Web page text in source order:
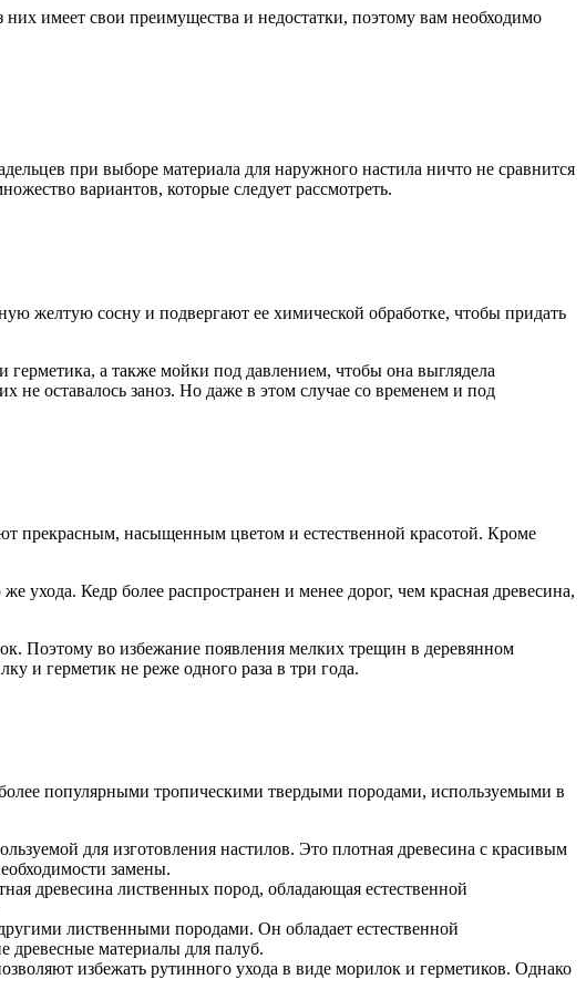
имеет свои преимущества и недостатки, поэтому вам необходимо
при выборе материала для наружного настила ничто не сравнится
вариантов, которые следует рассмотреть.
желтую сосну и подвергают ее химической обработке, чтобы придать
герметика, а также мойки под давлением, чтобы она выглядела
оставалось заноз. Но даже в этом случае со временем и под
прекрасным, насыщенным цветом и естественной красотой. Кроме
ухода. Кедр более распространен и менее дорог, чем красная древесина,
Поэтому во избежание появления мелких трещин в деревянном
и герметик не реже одного раза в три года.
популярными тропическими твердыми породами, используемыми в
для изготовления настилов. Это плотная древесина с красивым
замены.
древесина лиственных пород, обладающая естественной
лиственными породами. Он обладает естественной
древесные материалы для палуб.
избежать рутинного ухода в виде морилок и герметиков. Однако